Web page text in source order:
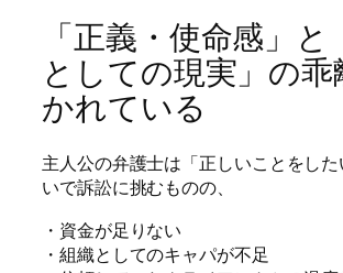
「正義・使命感」と
としての現実」の
かれている
主人公の弁護士は「正しいことをし
いで訴訟に挑むものの、
・資金が足りない
・組織としてのキャパが不足